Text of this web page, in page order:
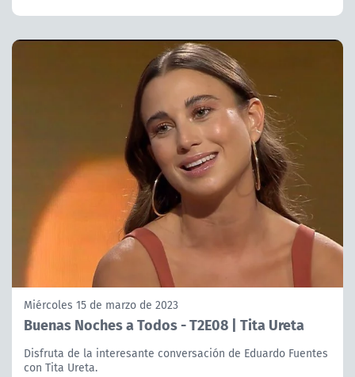
Miércoles 15 de marzo de 2023
Buenas Noches a Todos - T2E08 | Tita Ureta
Disfruta de la interesante conversación de Eduardo Fuentes
con Tita Ureta.